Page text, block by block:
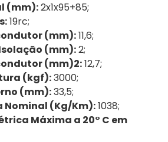
(mm):2x1x95+85;
19rc;
(mm):11,6;
(mm):2;
(mm)2:12,7;
(kgf):3000;
(mm):33,5;
Nominal (Kg/Km):1038;
Máxima a 20° C em